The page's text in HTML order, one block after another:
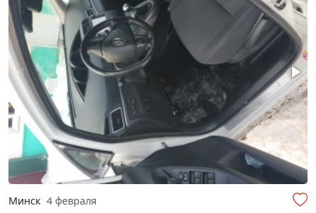
Минск 4 февраля